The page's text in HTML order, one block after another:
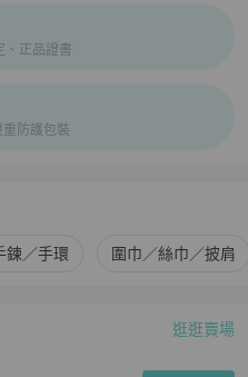
、正品證書
防護包裝
推薦
鍊／手環 圍巾／絲巾／披肩
道 國際珠寶·名錶·名品介紹
逛逛賣場